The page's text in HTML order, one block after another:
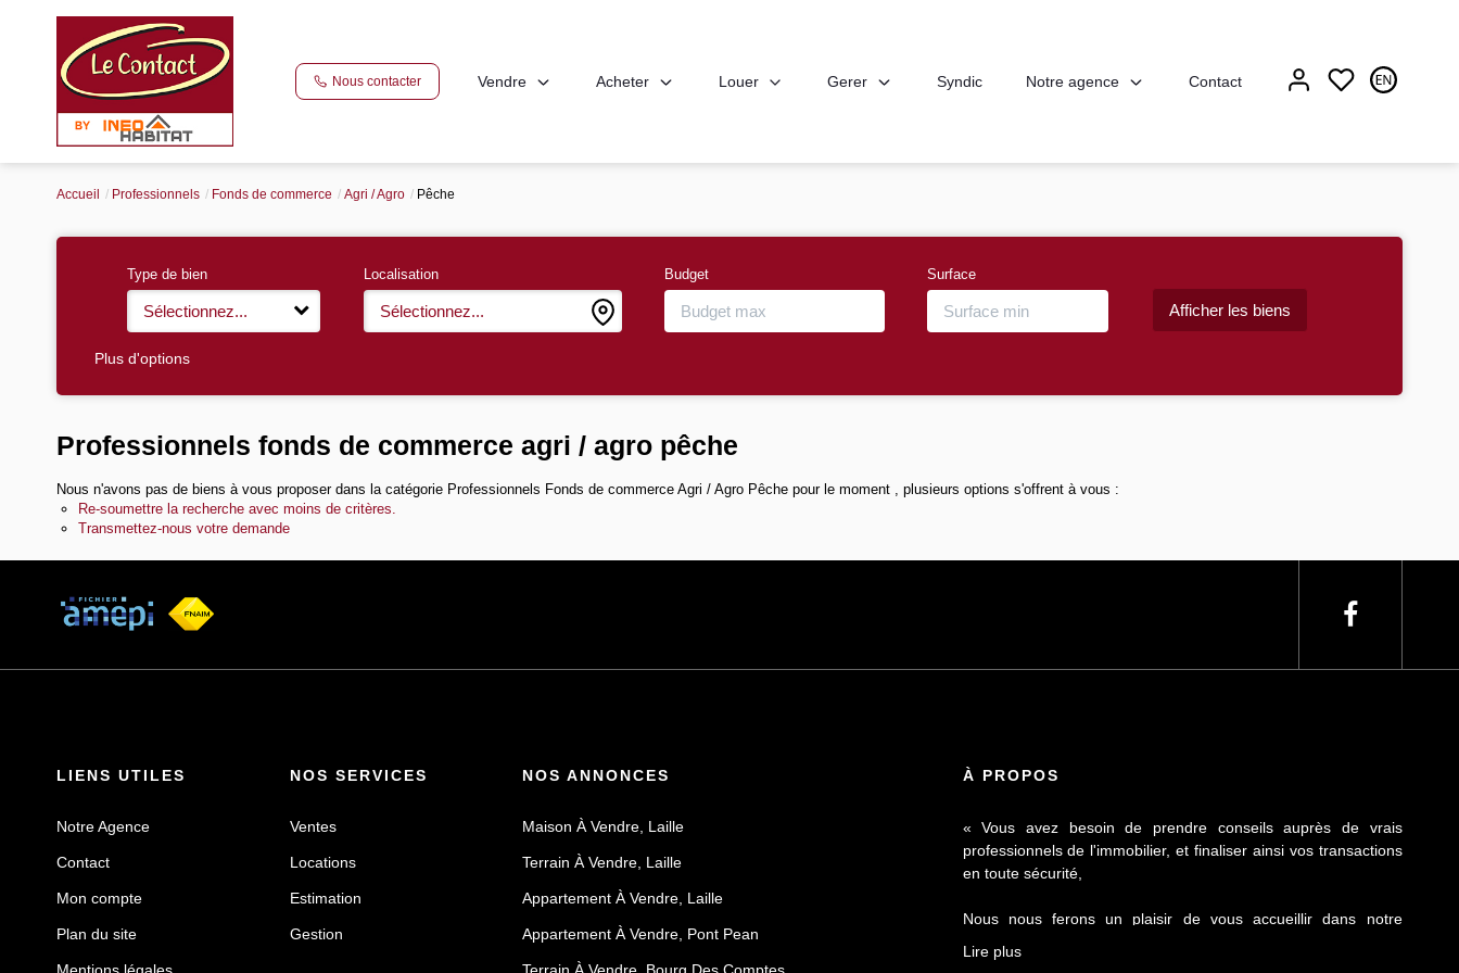
Nous contacter Vendre Acheter Louer Gerer Syndic Notre agence Contact
Accueil Professionnels Fonds de commerce Agri / Agro Pêche
Type de bien
Sélectionnez...
Localisation
Sélectionnez...
Budget Surface
Plus d'options
Professionnels fonds de commerce agri / agro pêche
Nous n'avons pas de biens à vous proposer dans la catégorie Professionnels Fonds de commerce Agri / Agro Pêche pour le moment , plusieurs options s'offrent à vous :
Re-soumettre la recherche avec moins de critères.
Transmettez-nous votre demande
LIENS UTILES
Notre Agence
Contact
Mon compte
Plan du site
NOS SERVICES
Ventes
Locations
Estimation
Gestion
NOS ANNONCES
Maison À Vendre, Laille
Terrain À Vendre, Laille
Appartement À Vendre, Laille
Appartement À Vendre, Pont Pean
À PROPOS
« Vous avez besoin de prendre conseils auprès de vrais
professionnels de l'immobilier, et finaliser ainsi vos transactions
en toute sécurité,
Nous nous ferons un plaisir de vous accueillir dans notre
de Rennes sur l'axe Rennes-Nantes.
Lire plus